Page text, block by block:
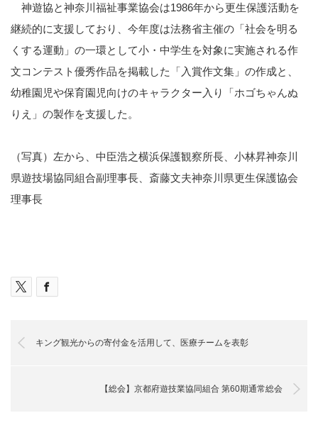
神遊協と神奈川福祉事業協会は1986年から更生保護活動を
継続的に支援しており、今年度は法務省主催の「社会を明る
くする運動」の一環として小・中学生を対象に実施される作
文コンテスト優秀作品を掲載した「入賞作文集」の作成と、
幼稚園児や保育園児向けのキャラクター入り「ホゴちゃんぬ
りえ」の製作を支援した。
（写真）左から、中臣浩之横浜保護観察所長、小林昇神奈川
県遊技場協同組合副理事長、斎藤文夫神奈川県更生保護協会
理事長
キング観光からの寄付金を活用して、医療チームを表彰
【総会】京都府遊技業協同組合 第60期通常総会